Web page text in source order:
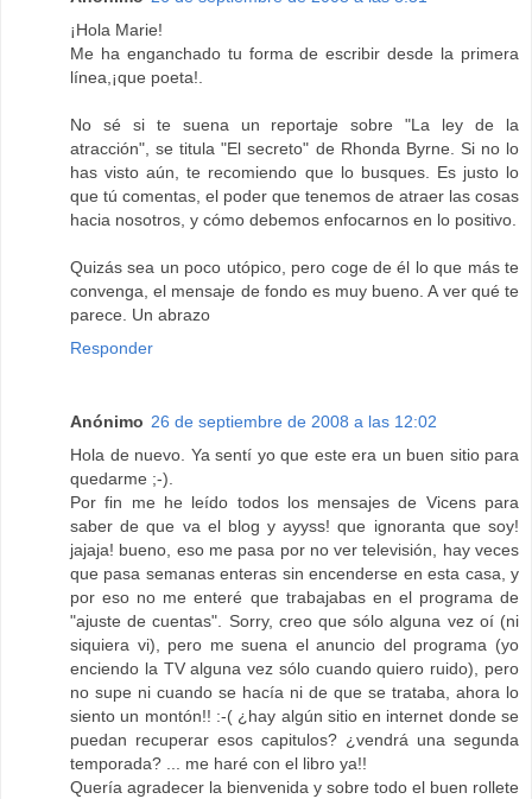
¡Hola Marie!
Me ha enganchado tu forma de escribir desde la primera
línea,¡que poeta!.
No sé si te suena un reportaje sobre "La ley de la
atracción", se titula "El secreto" de Rhonda Byrne. Si no lo
has visto aún, te recomiendo que lo busques. Es justo lo
que tú comentas, el poder que tenemos de atraer las cosas
hacia nosotros, y cómo debemos enfocarnos en lo positivo.
Quizás sea un poco utópico, pero coge de él lo que más te
convenga, el mensaje de fondo es muy bueno. A ver qué te
parece. Un abrazo
Responder
Anónimo 26 de septiembre de 2008 a las 12:02
Hola de nuevo. Ya sentí yo que este era un buen sitio para
quedarme ;-).
Por fin me he leído todos los mensajes de Vicens para
saber de que va el blog y ayyss! que ignoranta que soy!
jajaja! bueno, eso me pasa por no ver televisión, hay veces
que pasa semanas enteras sin encenderse en esta casa, y
por eso no me enteré que trabajabas en el programa de
"ajuste de cuentas". Sorry, creo que sólo alguna vez oí (ni
siquiera vi), pero me suena el anuncio del programa (yo
enciendo la TV alguna vez sólo cuando quiero ruido), pero
no supe ni cuando se hacía ni de que se trataba, ahora lo
siento un montón!! :-( ¿hay algún sitio en internet donde se
puedan recuperar esos capitulos? ¿vendrá una segunda
temporada? ... me haré con el libro ya!!
Quería agradecer la bienvenida y sobre todo el buen rollete